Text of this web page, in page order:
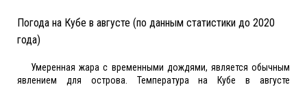
Погода на Кубе в августе (по данным статистики до 2020
года)
Умеренная жара с временными дождями, является обычным
явлением для острова. Температура на Кубе в августе